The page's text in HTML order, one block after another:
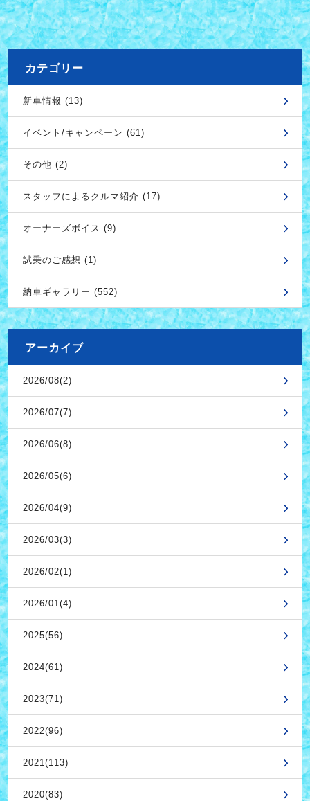
カテゴリー
新車情報 (13)
イベント/キャンペーン (61)
その他 (2)
スタッフによるクルマ紹介 (17)
オーナーズボイス (9)
試乗のご感想 (1)
納車ギャラリー (552)
アーカイブ
2026/08(2)
2026/07(7)
2026/06(8)
2026/05(6)
2026/04(9)
2026/03(3)
2026/02(1)
2026/01(4)
2025(56)
2024(61)
2023(71)
2022(96)
2021(113)
2020(83)